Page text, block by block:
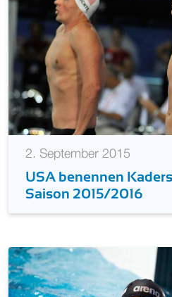
2. September 2015
USA benennen
Saison 2015/2016